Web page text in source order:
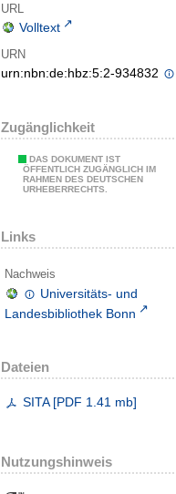
URL
Volltext
URN
urn:nbn:de:hbz:5:2-934832
Zugänglichkeit
DAS DOKUMENT IST
ÖFFENTLICH ZUGÄNGLICH IM
RAHMEN DES DEUTSCHEN
URHEBERRECHTS.
Links
Nachweis
Universitäts- und
Landesbibliothek Bonn
Dateien
SITA[PDF 1.41 mb]
Nutzungshinweis